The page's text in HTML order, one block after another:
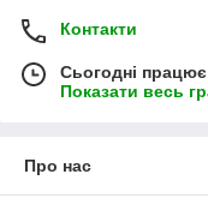
Контакти
Сьогодні
Показати весь
Про нас